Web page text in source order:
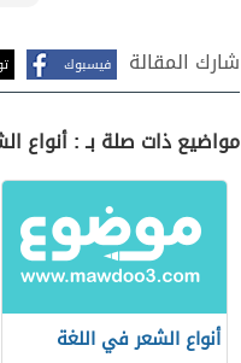
شارك المقالة فيسبوك
مواضيع ذات صلة بـ : أنواع
أنواع الشعر في اللغة